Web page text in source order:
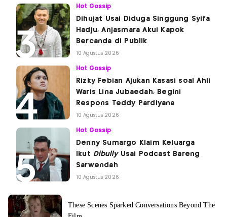
Hot Gossip
Dihujat Usai Diduga Singgung Syifa
Hadju, Anjasmara Akui Kapok
Bercanda di Publik
10 Agustus 2026
Hot Gossip
Rizky Febian Ajukan Kasasi soal Ahli
Waris Lina Jubaedah, Begini
Respons Teddy Pardiyana
10 Agustus 2026
Hot Gossip
Denny Sumargo Klaim Keluarga
Ikut DibullyUsai Podcast Bareng
Sarwendah
10 Agustus 2026